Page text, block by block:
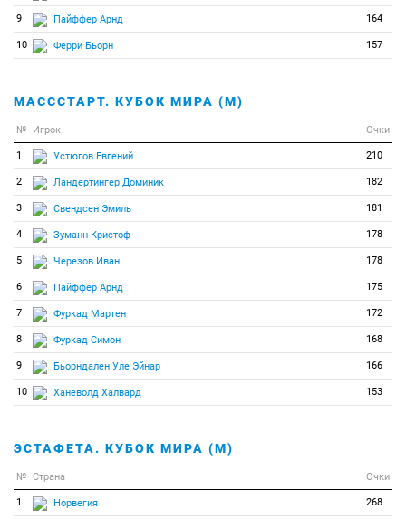
9 Пайффер Арнд 164
10 Ферри Бьорн 157
МАСССТАРТ. КУБОК МИРА (М)
№ Игрок Очки
1 Устюгов Евгений 210
2 Ландертингер Доминик 182
3 Свендсен Эмиль 181
4 Зуманн Кристоф 178
5 Черезов Иван 178
6 Пайффер Арнд 175
7 Фуркад Мартен 172
8 Фуркад Симон 168
9 Бьорндален Уле Эйнар 166
10 Ханеволд Халвард 153
ЭСТАФЕТА. КУБОК МИРА (М)
№ Страна Очки
1 Норвегия 268